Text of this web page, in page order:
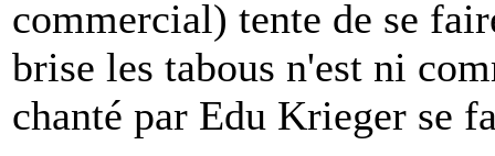
commercial) tente de se
brise les tabous n'est ni
chanté par Edu Krieger se